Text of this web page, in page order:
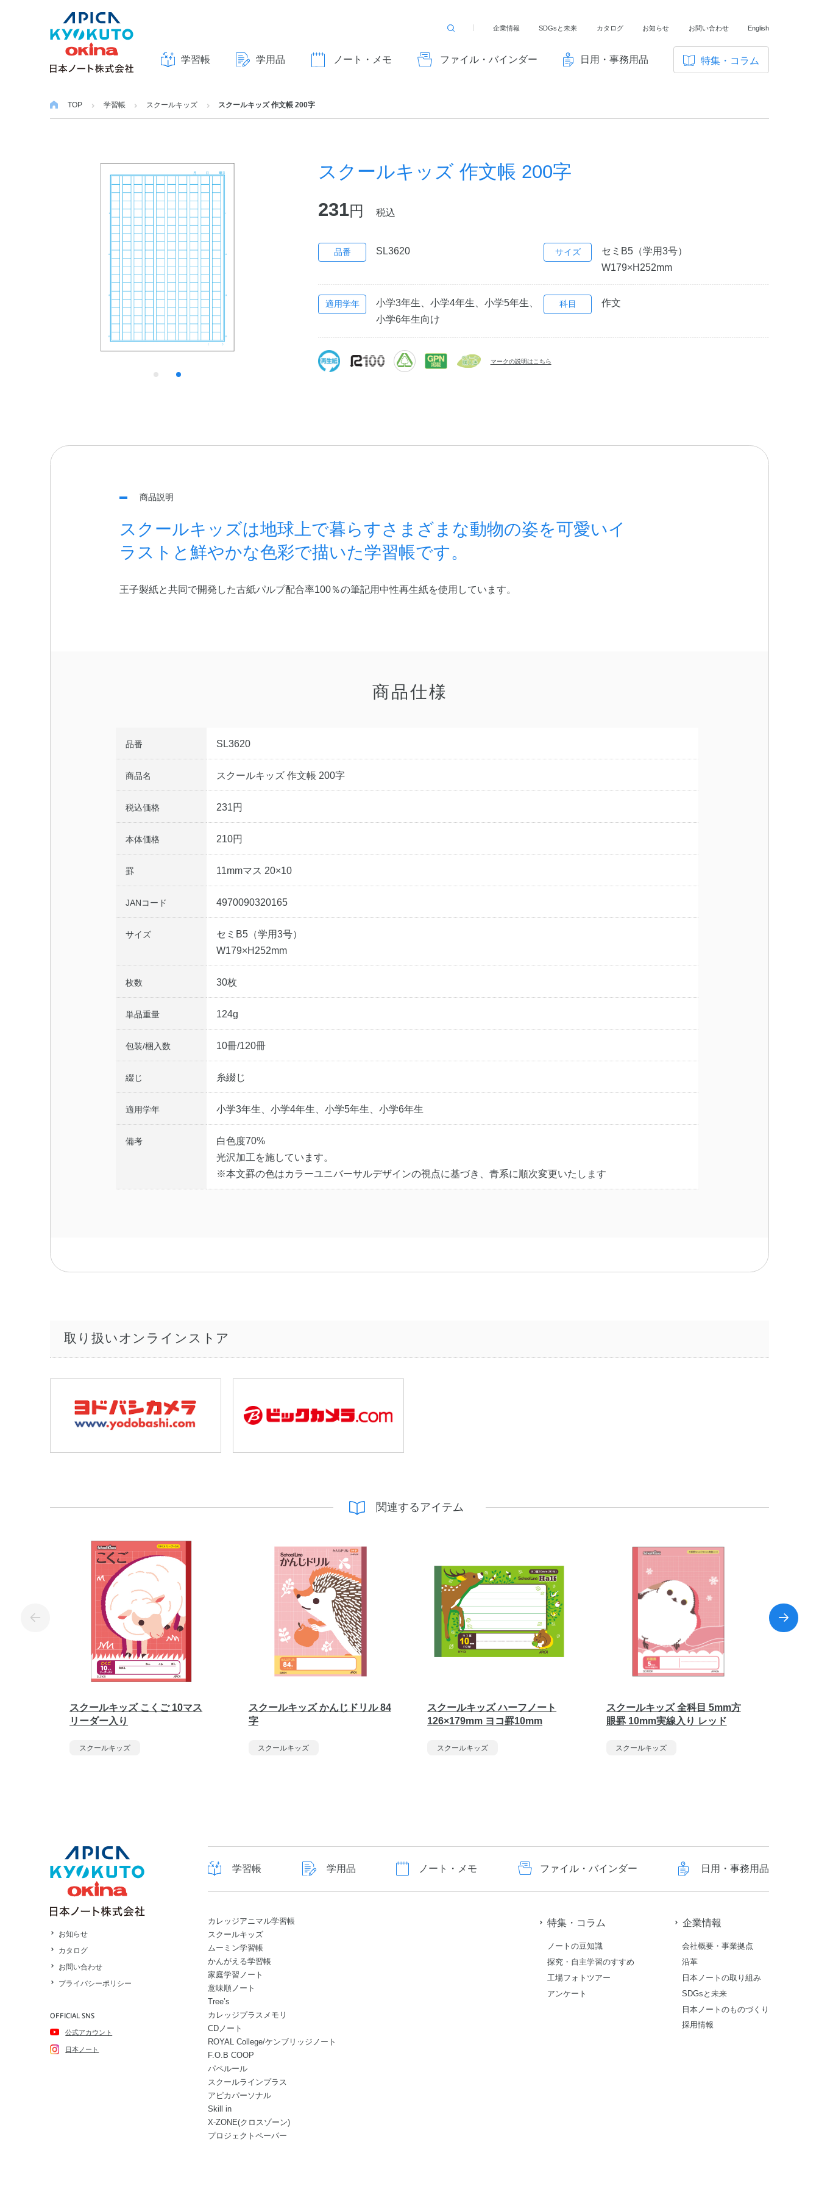
学習帳 学用品 ノート・メモ ファイル・バインダー 日用・事務用品 特集・コラム
検
る
企業情報 SDGsと未来 カタログ お知らせ お問い合わせ English
TOP 学習帳 スクールキッズ スクールキッズ 作文帳 200字
スクールキッズ 作文帳 200字
231円 税込
品番 SL3620 サイズ
セミB5（学用3号）
W179×H252mm
適用学年
小学3年生、小学4年生、小学5年生、
小学6年生向け
科目 作文
マークの説明はこちら
商品説明
スクールキッズは地球上で暮らすさまざまな動物の姿を可愛いイ
ラストと鮮やかな色彩で描いた学習帳です。
王子製紙と共同で開発した古紙パルプ配合率100％の筆記用中性再生紙を使用しています。
商品仕様
品番 SL3620
商品名 スクールキッズ 作文帳 200字
税込価格 231円
本体価格 210円
罫 11mmマス 20×10
JANコード 4970090320165
サイズ
セミB5（学用3号）
W179×H252mm
枚数 30枚
単品重量 124g
包装/梱入数 10冊/120冊
綴じ 糸綴じ
適用学年 小学3年生、小学4年生、小学5年生、小学6年生
備考
白色度70%
光沢加工を施しています。
※本文罫の色はカラーユニバーサルデザインの視点に基づき、青系に順次変更いたします
取り扱いオンラインストア
関連するアイテム
スクールキッズ こくご 10マス
リーダー入り
スクールキッズ
スクールキッズ かんじドリル 84
字
スクールキッズ
スクールキッズ ハーフノート
126×179mm ヨコ罫10mm
スクールキッズ
スクールキッズ 全科目 5mm方
眼罫 10mm実線入り レッド
スクールキッズ
お知らせ
カタログ
お問い合わせ
プライバシーポリシー
OFFICIAL SNS
公式アカウント
日本ノート
学習帳 学用品 ノート・メモ ファイル・バインダー 日用・事務用品
カレッジアニマル学習帳
スクールキッズ
ムーミン学習帳
かんがえる学習帳
家庭学習ノート
意味順ノート
Tree’s
カレッジプラスメモリ
CDノート
ROYAL College/ケンブリッジノート
F.O.B COOP
パペルール
スクールラインプラス
アピカパーソナル
Skill in
X-ZONE(クロスゾーン)
プロジェクトペーパー
特集・コラム
ノートの豆知識
探究・自主学習のすすめ
工場フォトツアー
アンケート
企業情報
会社概要・事業拠点
沿革
日本ノートの取り組み
SDGsと未来
日本ノートのものづくり
採用情報